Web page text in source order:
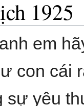
1925
em
con cái
sự yêu